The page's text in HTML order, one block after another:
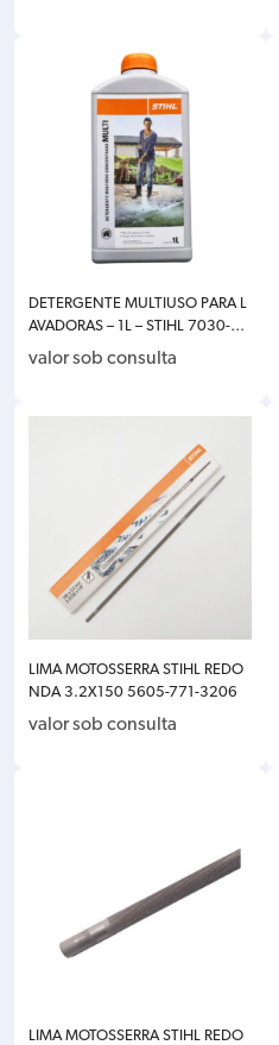
DETERGENTE MULTIUSO PARA L
AVADORAS – 1L – STIHL 7030-87
1-0000
valor sob consulta
LIMA MOTOSSERRA STIHL REDO
NDA 3.2X150 5605-771-3206
valor sob consulta
LIMA MOTOSSERRA STIHL REDO